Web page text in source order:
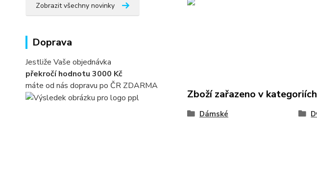
Zobrazit všechny novinky
Doprava
Jestliže Vaše objednávka
překročí hodnotu 3000 Kč
máte od nás dopravu po ČR ZDARMA
Zboží zařazeno v kategoriích
Dámské